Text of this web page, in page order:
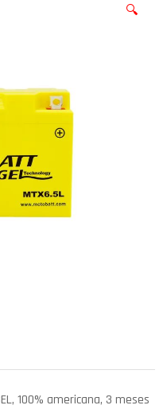
🔍
100% americana, 3 meses